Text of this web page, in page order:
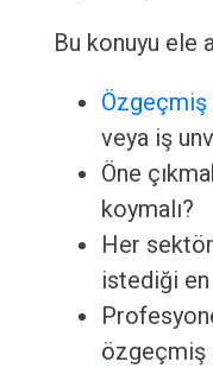
Bu konuyu ele
Özgeçmiş
veya iş
Öne
koymalı?
Her
istediği
özgeçmiş